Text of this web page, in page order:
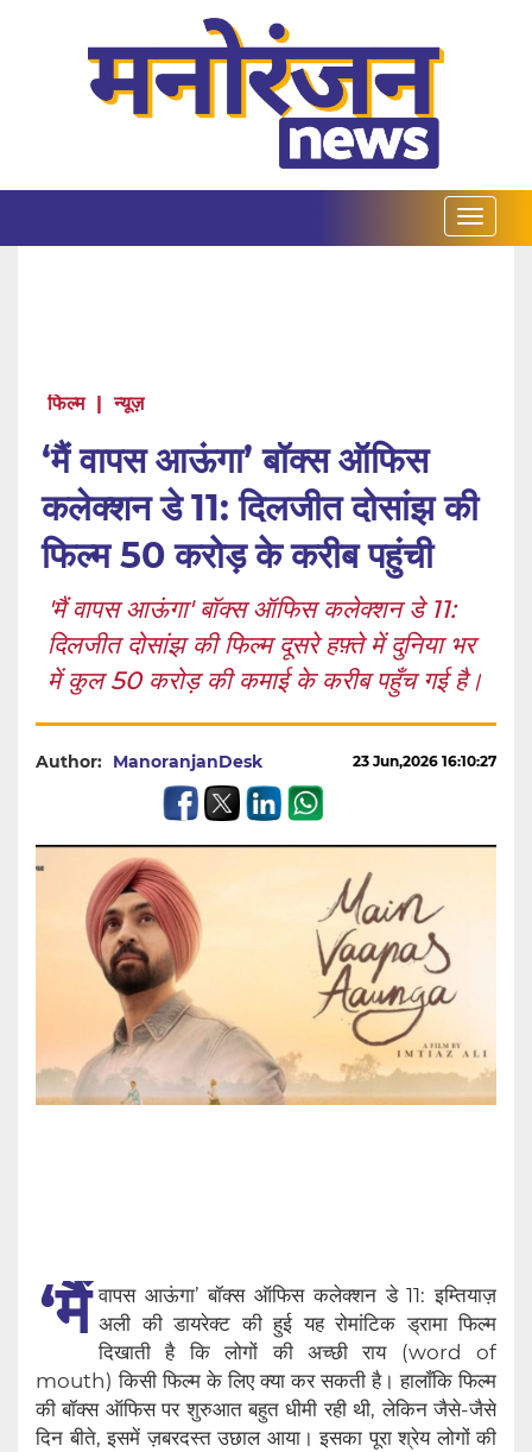
फिल्म | न्यूज़
‘मैं वापस आऊंगा’ बॉक्स ऑफिस
कलेक्शन डे 11: दिलजीत दोसांझ की
फिल्म 50 करोड़ के करीब पहुंची
'मैं वापस आऊंगा' बॉक्स ऑफिस कलेक्शन डे 11:
दिलजीत दोसांझ की फिल्म दूसरे हफ़्ते में दुनिया भर
में कुल 50 करोड़ की कमाई के करीब पहुँच गई है।
Author: ManoranjanDesk 23 Jun,2026 16:10:27
‘मैं वापस आऊंगा’ बॉक्स ऑफिस कलेक्शन डे 11: इम्तियाज़
अली की डायरेक्ट की हुई यह रोमांटिक ड्रामा फिल्म
दिखाती है कि लोगों की अच्छी राय (word of
mouth) किसी फिल्म के लिए क्या कर सकती है। हालाँकि फिल्म
की बॉक्स ऑफिस पर शुरुआत बहुत धीमी रही थी, लेकिन जैसे-जैसे
दिन बीते, इसमें ज़बरदस्त उछाल आया। इसका पूरा श्रेय लोगों की